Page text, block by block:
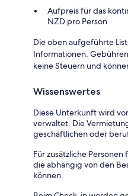
Aufpreis für das
NZD pro Person
Die oben aufgeführte
Informationen.
keine Steuern und
Wissenswertes
Diese Unterkunft wird
verwaltet. Die
geschäftlichen oder
Für zusätzliche
die abhängig von den
können.